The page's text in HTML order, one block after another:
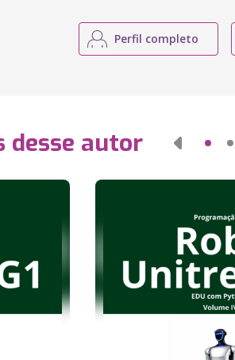
Perfil completo
desse autor